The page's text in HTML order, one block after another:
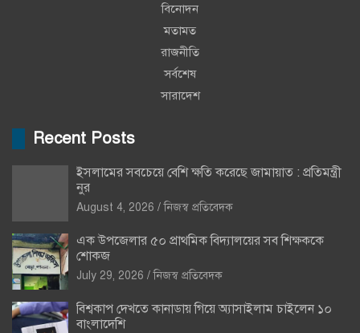
বিনোদন
মতামত
রাজনীতি
সর্বশেষ
সারাদেশ
Recent Posts
ইসলামের সবচেয়ে বেশি ক্ষতি করেছে জামায়াত : প্রতিমন্ত্রী
নুর
August 4, 2026 নিজস্ব প্রতিবেদক
এক উপজেলার ৫০ প্রাথমিক বিদ্যালয়ের সব শিক্ষককে
শোকজ
July 29, 2026 নিজস্ব প্রতিবেদক
বিশ্বকাপ দেখতে কানাডায় গিয়ে অ্যাসাইলাম চাইলেন ১০
বাংলাদেশি